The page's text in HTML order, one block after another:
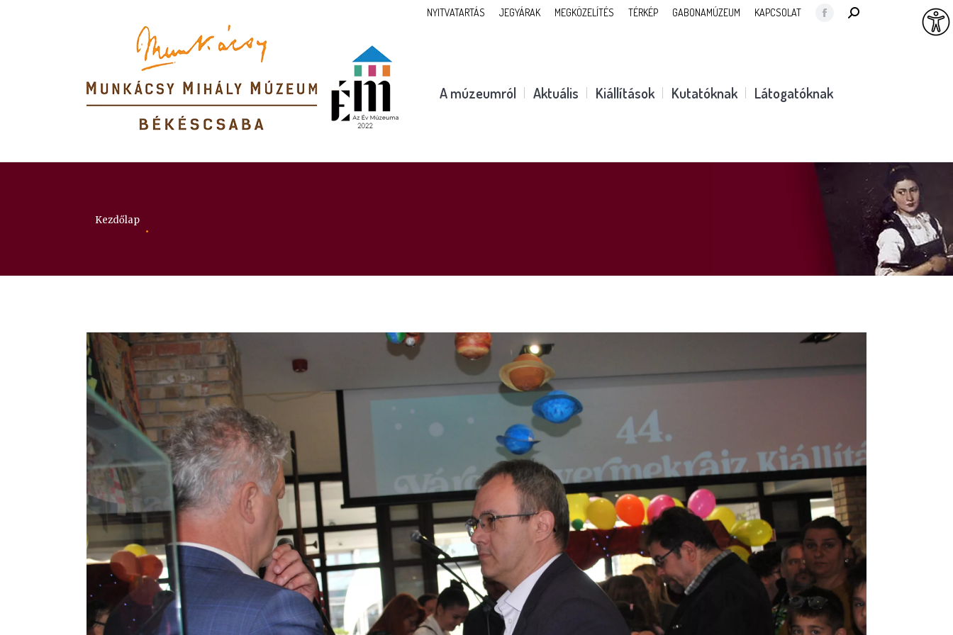
NYITVATARTÁS JEGYÁRAK MEGKÖZELÍTÉS TÉRKÉP GABONAMÚZEUM KAPCSOLAT
Facebook
new
SEARCH:
A múzeumról Aktuális Kiállítások Kutatóknak Látogatóknak
Itt vagy:
Kezdőlap